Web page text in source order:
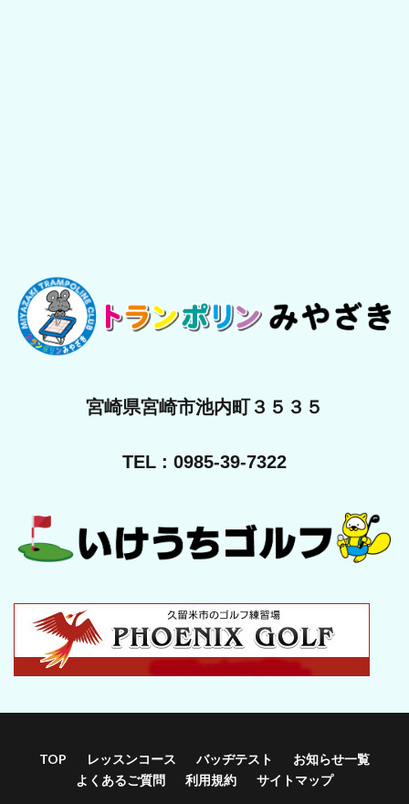
宮崎県宮崎市池内町３５３５
TEL : 0985-39-7322
TOP レッスンコース バッヂテスト
お知らせ一覧
よくあるご質問
利用規約 サイトマップ